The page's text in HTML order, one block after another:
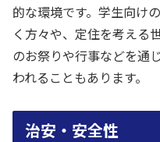
的な環境です。学生向け
く方々や、定住を考える
のお祭りや行事などを通
われることもあります。
治安・安全性